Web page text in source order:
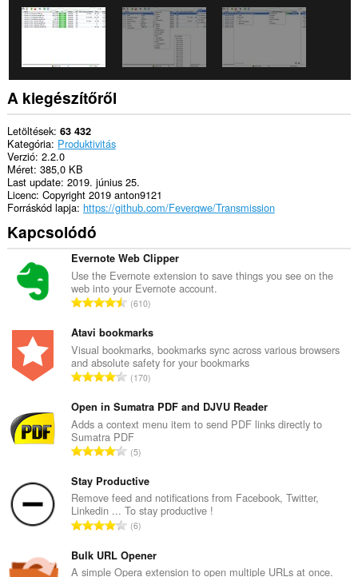
system
a
kiegészítő
hozzáfér
a
lapokhoz
és
a
böngészési
tevékenységhez.
A kiegészítőről
Letöltések 63 432
Kategória Produktivitás
Verzió 2.2.0
Méret 385,0 KB
Last update 2019. június 25.
Licenc Copyright 2019 anton9121
Forráskód lapja https://github.com/Feverqwe/Transmission
Kapcsolódó
Evernote Web Clipper
Use the Evernote extension to save things you see on the
web into your Evernote account.
Ö
s
z
e
s
r
t
é
k
e
l
é
s
z
á
610
Atavi bookmarks
Visual bookmarks, bookmarks sync across various browsers
and absolute safety for your bookmarks
Ö
s
z
e
s
r
t
é
k
e
l
170
Open in Sumatra PDF and DJVU Reader
Adds a context menu item to send PDF links directly to
Sumatra PDF
Ö
s
z
e
s
r
5
Stay Productive
Remove feed and notifications from Facebook, Twitter,
Linkedin ... To stay productive !
Ö
s
z
6
Bulk URL Opener
A simple Opera extension to open multiple URLs at once.